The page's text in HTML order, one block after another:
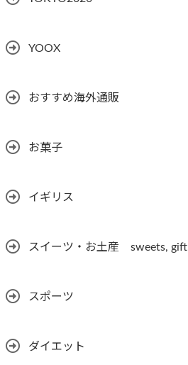
YOOX
おすすめ海外通販
お菓子
イギリス
スイーツ・お土産 sweets, gift
スポーツ
ダイエット